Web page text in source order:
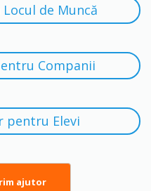
de Muncă
Companii
pentru Elevi
ajutor